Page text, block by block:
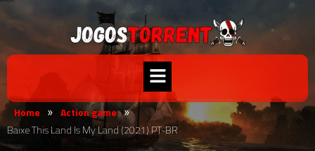
Home » Action game »
Baixe This Land Is My Land (2021) PT-BR